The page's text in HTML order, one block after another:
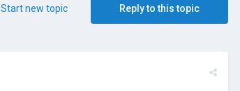
Reply to this topic
Start new topic